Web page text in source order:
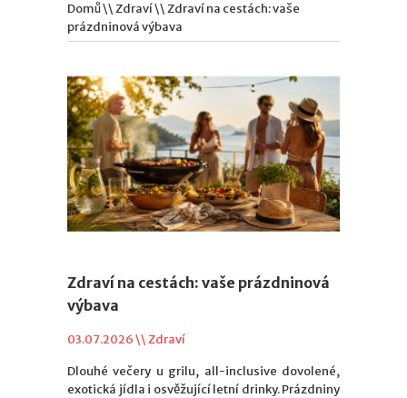
Domů\\Zdraví\\ Zdraví na cestách: vaše
prázdninová výbava
Zdraví na cestách: vaše prázdninová
výbava
03.07.2026 \\Zdraví
Dlouhé večery u grilu, all-inclusive dovolené,
exotická jídla i osvěžující letní drinky. Prázdniny